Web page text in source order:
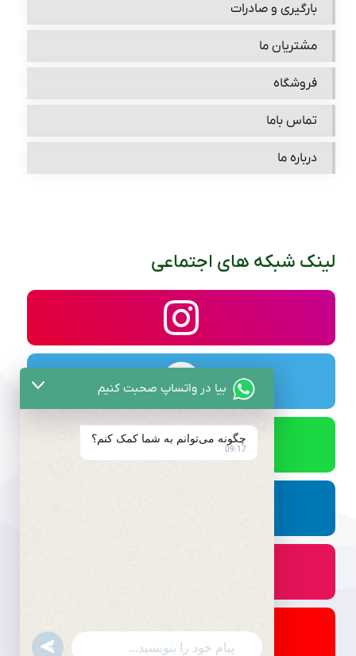
بارگیری و صادرات
مشتریان ما
فروشگاه
تماس باما
درباره ما
لینک شبکه های اجتماعی
بیا در واتساپ صحبت کنیم
چگونه می‌توانم به شما کمک کنم؟
09:17
undefined